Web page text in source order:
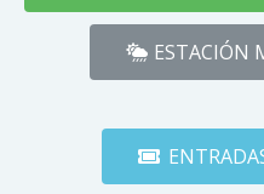
ESTACIÓN